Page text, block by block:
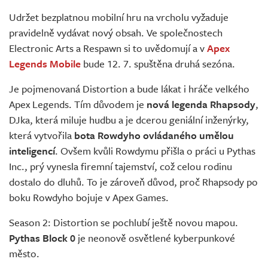
Živě
Udržet bezplatnou mobilní hru na vrcholu vyžaduje
pravidelně vydávat nový obsah. Ve společnostech
Electronic Arts a Respawn si to uvědomují a vApex
Legends Mobile bude 12. 7. spuštěna druhá sezóna.
Je pojmenovaná Distortion a bude lákat i hráče velkého
Apex Legends. Tím důvodem je nová legenda Rhapsody,
DJka, která miluje hudbu a je dcerou geniální inženýrky,
která vytvořila bota Rowdyho ovládaného umělou
inteligencí. Ovšem kvůli Rowdymu přišla o práci u Pythas
Inc., prý vynesla firemní tajemství, což celou rodinu
dostalo do dluhů. To je zároveň důvod, proč Rhapsody po
boku Rowdyho bojuje v Apex Games.
Season 2: Distortion se pochlubí ještě novou mapou.
Pythas Block 0 je neonově osvětlené kyberpunkové
město.